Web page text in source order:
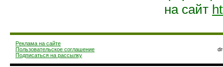
на сайт
Реклама на сайте
Пользовательское соглашение
Подписаться на рассылку